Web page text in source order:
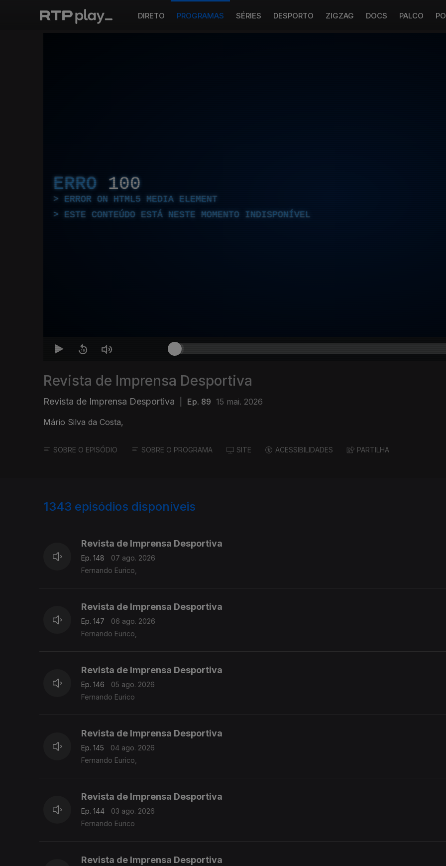
DIRETO PROGRAMAS SÉRIES DESPORTO ZIGZAG DOCS PALCO
ERRO 100
ERROR ON HTML5 MEDIA ELEMENT
ESTE CONTEÚDO ESTÁ NESTE MOMENTO INDISPONÍVEL
Revista de Imprensa Desportiva
Revista de Imprensa Desportiva Ep. 89 15 mai. 2026
Mário Silva da Costa,
SOBRE O EPISÓDIO SOBRE O PROGRAMA SITE ACESSIBILIDADES PARTILHA
1343 episódios disponíveis
Revista de Imprensa Desportiva
Ep. 148
07 ago. 2026
Fernando Eurico,
Revista de Imprensa Desportiva
Ep. 147
06 ago. 2026
Fernando Eurico,
Revista de Imprensa Desportiva
Ep. 146
05 ago. 2026
Fernando Eurico
Revista de Imprensa Desportiva
Ep. 145
04 ago. 2026
Fernando Eurico,
Revista de Imprensa Desportiva
Ep. 144
03 ago. 2026
Fernando Eurico
Revista de Imprensa Desportiva